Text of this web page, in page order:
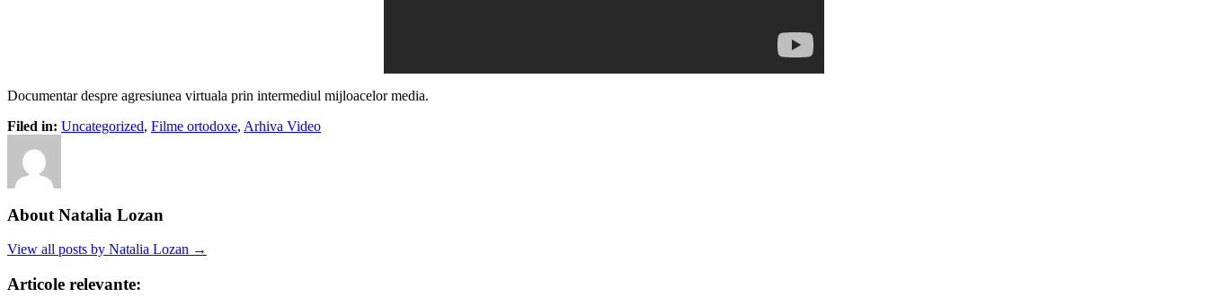
Documentar despre agresiunea virtuala prin intermediul mijloacelor media.
Filed in: Uncategorized, Filme ortodoxe, Arhiva Video
About Natalia Lozan
View all posts by Natalia Lozan →
Articole relevante: